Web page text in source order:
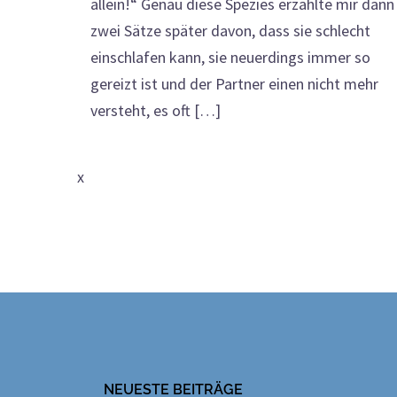
zwei Sätze später davon, dass sie schlecht
einschlafen kann, sie neuerdings immer so
gereizt ist und der Partner einen nicht mehr
versteht, es oft […]
x
NEUESTE BEITRÄGE